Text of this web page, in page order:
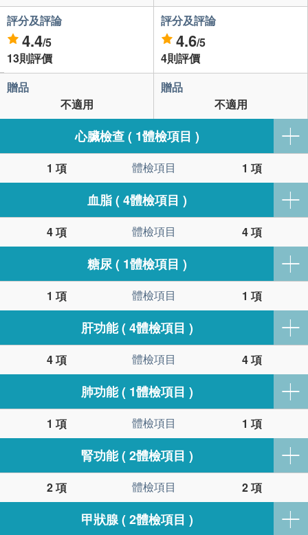
心臟檢查 ( 1體檢項目 )
體檢項目
血脂 ( 4體檢項目 )
體檢項目
糖尿 ( 1體檢項目 )
體檢項目
肝功能 ( 4體檢項目 )
體檢項目
肺功能 ( 1體檢項目 )
體檢項目
腎功能 ( 2體檢項目 )
體檢項目
甲狀腺 ( 2體檢項目 )
評分及評論
4.4/5
13則評價
評分及評論
4.6/5
4則評價
贈品
不適用
贈品
不適用
1 項 1 項
4 項 4 項
1 項 1 項
4 項 4 項
1 項 1 項
2 項 2 項